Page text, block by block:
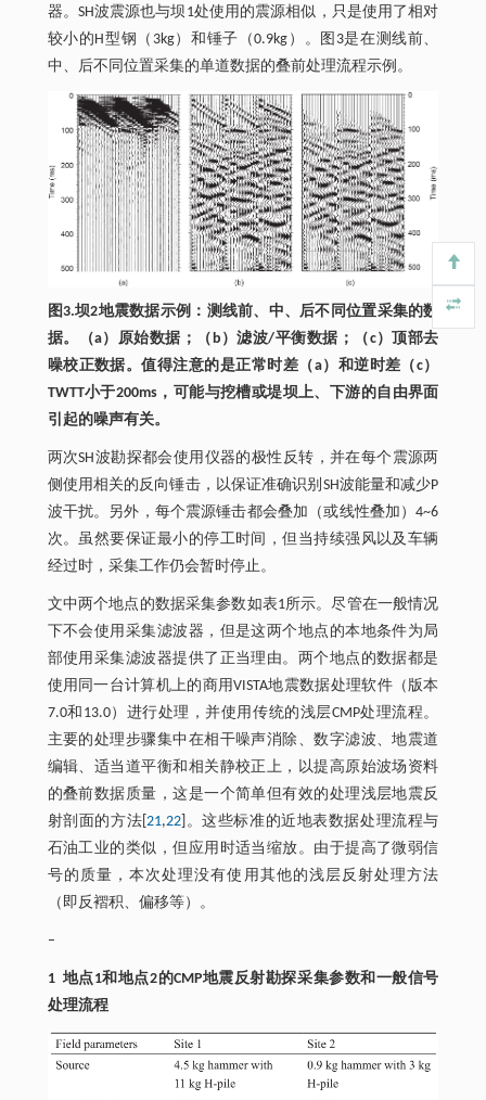
器。SH波震源也与坝1处使用的震源相似，只是使用了相对
较小的H型钢（3kg）和锤子（0.9kg）。图3是在测线前、
中、后不同位置采集的单道数据的叠前处理流程示例。
图3.坝2地震数据示例：测线前、中、后不同位置采集的数
据。（a）原始数据；（b）滤波/平衡数据；（c）顶部去
噪校正数据。值得注意的是正常时差（a）和逆时差（c）
TWTT小于200ms，可能与挖槽或堤坝上、下游的自由界面
引起的噪声有关。
两次SH波勘探都会使用仪器的极性反转，并在每个震源两
侧使用相关的反向锤击，以保证准确识别SH波能量和减少P
波干扰。另外，每个震源锤击都会叠加（或线性叠加）4~6
次。虽然要保证最小的停工时间，但当持续强风以及车辆
经过时，采集工作仍会暂时停止。
文中两个地点的数据采集参数如表1所示。尽管在一般情况
下不会使用采集滤波器，但是这两个地点的本地条件为局
部使用采集滤波器提供了正当理由。两个地点的数据都是
使用同一台计算机上的商用VISTA地震数据处理软件（版本
7.0和13.0）进行处理，并使用传统的浅层CMP处理流程。
主要的处理步骤集中在相干噪声消除、数字滤波、地震道
编辑、适当道平衡和相关静校正上，以提高原始波场资料
的叠前数据质量，这是一个简单但有效的处理浅层地震反
射剖面的方法[21,22 ]。这些标准的近地表数据处理流程与
石油工业的类似，但应用时适当缩放。由于提高了微弱信
号的质量，本次处理没有使用其他的浅层反射处理方法
（即反褶积、偏移等）。
–
1 地点1和地点2的CMP地震反射勘探采集参数和一般信号
处理流程